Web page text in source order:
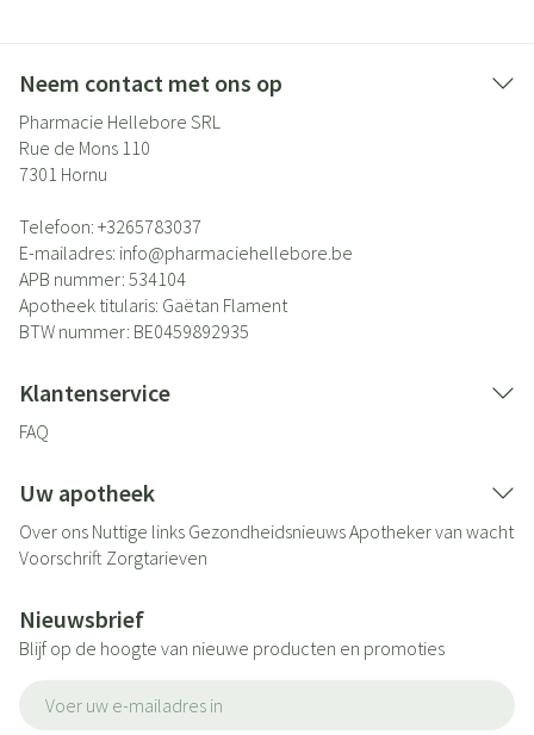
Neem contact met ons op
Pharmacie Hellebore SRL
Rue de Mons 110
7301 Hornu
Telefoon: +3265783037
E-mailadres: info@pharmaciehellebore.be
APB nummer: 534104
Apotheek titularis: Gaëtan Flament
BTW nummer: BE0459892935
Klantenservice
FAQ
Uw apotheek
Over ons Nuttige links GezondheidsnieuwsApotheker van wacht
Voorschrift Zorgtarieven
Nieuwsbrief
Blijf op de hoogte van nieuwe producten en promoties